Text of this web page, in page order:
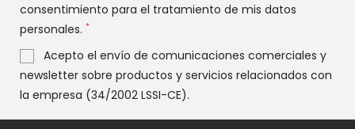
consentimiento para el tratamiento de mis datos
personales. *
Acepto el envío de comunicaciones comerciales y
newsletter sobre productos y servicios relacionados con
la empresa (34/2002 LSSI-CE).